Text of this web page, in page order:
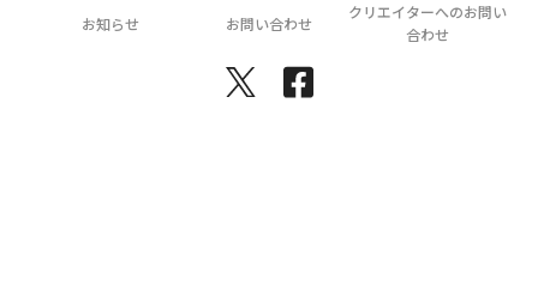
お知らせ お問い合わせ
クリエイターへのお問い
合わせ